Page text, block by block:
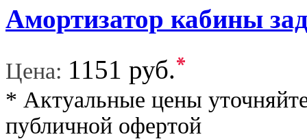
Амортизатор кабины
Цена: 1151 руб.*
* Актуальные цены
публичной офертой